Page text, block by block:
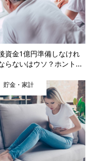
資金1億円準備しなけれ
らないはウソ？ホント...
貯金・家計